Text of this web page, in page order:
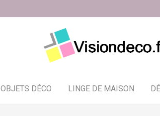
OBJETS DÉCO LINGE DE MAISON